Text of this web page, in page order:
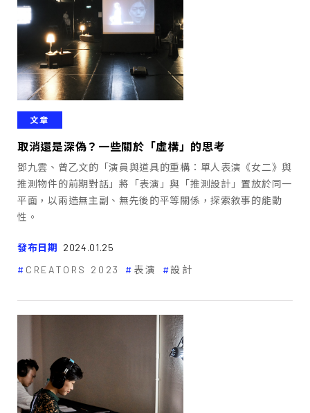
文章
取消還是深偽？一些關於「虛構」的思考
鄧九雲、曾乙文的「演員與道具的重構：單人表演《女二》與
推測物件的前期對話」將「表演」與「推測設計」置放於同一
平面，以兩造無主副、無先後的平等關係，探索敘事的能動
性。
發布日期 2024.01.25
CREATORS 2023
表演 設計